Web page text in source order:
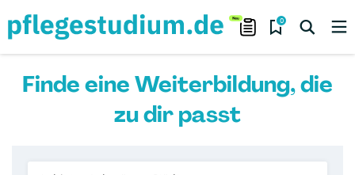
0
Finde eine Weiterbildung, die
zu dir passt